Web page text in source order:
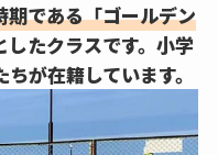
である「ゴールデン
たクラスです。 小学
が在籍しています。